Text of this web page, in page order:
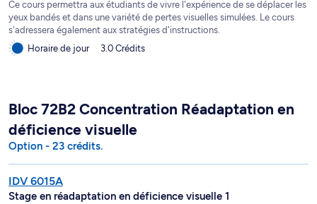
Ce cours permettra aux étudiants de vivre l'expérience de se déplacer les
yeux bandés et dans une variété de pertes visuelles simulées. Le cours
s'adressera également aux stratégies d'instructions.
Horaire de jour
3.0 Crédits
Bloc 72B2 Concentration Réadaptation en
déficience visuelle
Option - 23 crédits.
IDV 6015A
Stage en réadaptation en déficience visuelle 1